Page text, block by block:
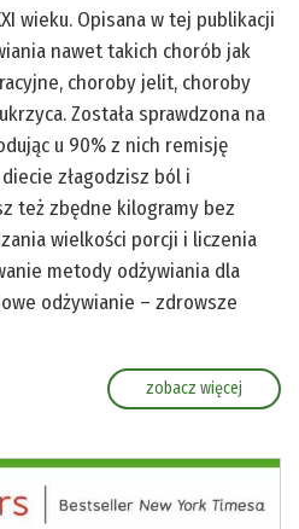
wieku. Opisana w tej publikacji
nawet takich chorób jak
choroby jelit, choroby
Została sprawdzona na
u 90% z nich remisję
złagodzisz ból i
też zbędne kilogramy bez
wielkości porcji i liczenia
metody odżywiania dla
odżywianie – zdrowsze
zobacz więcej